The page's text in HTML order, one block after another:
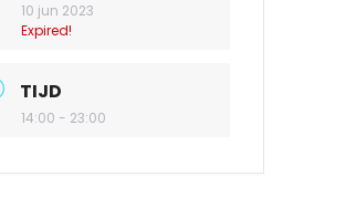
10 jun 2023
Expired!
TIJD
14:00 - 23:00